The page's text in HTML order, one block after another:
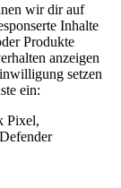
wir dir auf
Inhalte
Produkte
anzeigen
setzen
ein:
Pixel,